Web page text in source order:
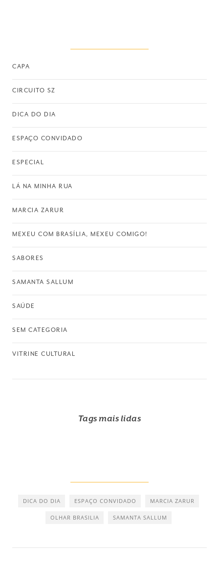
CAPA
CIRCUITO SZ
DICA DO DIA
ESPAÇO CONVIDADO
ESPECIAL
LÁ NA MINHA RUA
MARCIA ZARUR
MEXEU COM BRASÍLIA, MEXEU COMIGO!
SABORES
SAMANTA SALLUM
SAÚDE
SEM CATEGORIA
VITRINE CULTURAL
Tags mais lidas
DICA DO DIA ESPAÇO CONVIDADO MARCIA ZARUR
OLHAR BRASILIA SAMANTA SALLUM